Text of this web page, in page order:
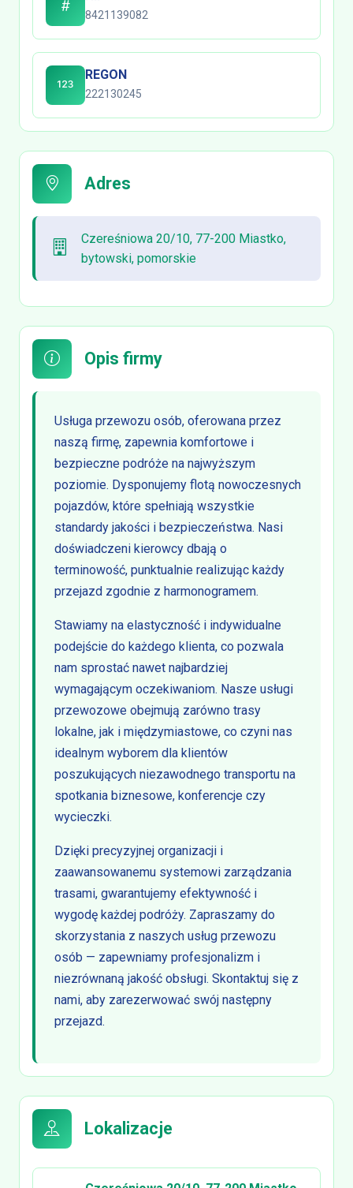
8421139082
REGON
222130245
Adres
Czereśniowa 20/10, 77-200 Miastko,
bytowski, pomorskie
Opis firmy
Usługa przewozu osób, oferowana przez
naszą firmę, zapewnia komfortowe i
bezpieczne podróże na najwyższym
poziomie. Dysponujemy flotą nowoczesnych
pojazdów, które spełniają wszystkie
standardy jakości i bezpieczeństwa. Nasi
doświadczeni kierowcy dbają o
terminowość, punktualnie realizując każdy
przejazd zgodnie z harmonogramem.
Stawiamy na elastyczność i indywidualne
podejście do każdego klienta, co pozwala
nam sprostać nawet najbardziej
wymagającym oczekiwaniom. Nasze usługi
przewozowe obejmują zarówno trasy
lokalne, jak i międzymiastowe, co czyni nas
idealnym wyborem dla klientów
poszukujących niezawodnego transportu na
spotkania biznesowe, konferencje czy
wycieczki.
Dzięki precyzyjnej organizacji i
zaawansowanemu systemowi zarządzania
trasami, gwarantujemy efektywność i
wygodę każdej podróży. Zapraszamy do
skorzystania z naszych usług przewozu
osób — zapewniamy profesjonalizm i
niezrównaną jakość obsługi. Skontaktuj się z
nami, aby zarezerwować swój następny
przejazd.
Lokalizacje